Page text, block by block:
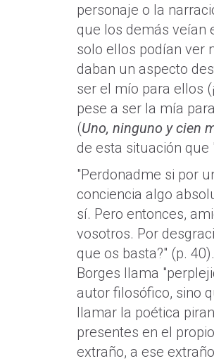
personaje o la
que los demás veían
solo ellos podían ver
daban un aspecto
ser el mío para ellos
pese a ser la mía
(Uno, ninguno y cien
de esta situación
"Perdonadme si por
conciencia algo
sí. Pero entonces,
vosotros. Por
que os basta?" (p.
Borges llama
autor filosófico, sino
llamar la poética
presentes en el
extraño, a ese